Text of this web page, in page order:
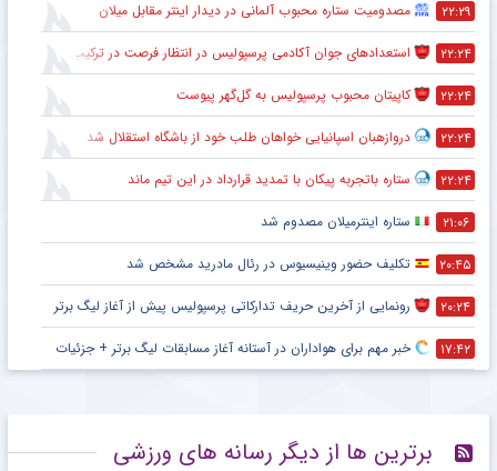
۲۲:۲۹ مصدومیت ستاره محبوب آلمانی در دیدار اینتر مقابل میلان
۲۲:۲۴ استعدادهای جوان آکادمی پرسپولیس در انتظار فرصت در ترکیب اصلی
۲۲:۲۴ کاپیتان محبوب پرسپولیس به گل‌گهر پیوست
۲۲:۲۴ دروازهبان اسپانیایی خواهان طلب خود از باشگاه استقلال شد
۲۲:۲۴ ستاره باتجربه پیکان با تمدید قرارداد در این تیم ماند
۲۱:۰۶ ستاره اینترمیلان مصدوم شد
۲۰:۴۵ تکلیف حضور وینیسیوس در رئال مادرید مشخص شد
۲۰:۲۴ رونمایی از آخرین حریف تدارکاتی پرسپولیس پیش از آغاز لیگ برتر
۱۷:۴۲ خبر مهم برای هواداران در آستانه آغاز مسابقات لیگ برتر + جزئیات
برترین ها از دیگر رسانه های ورزشی